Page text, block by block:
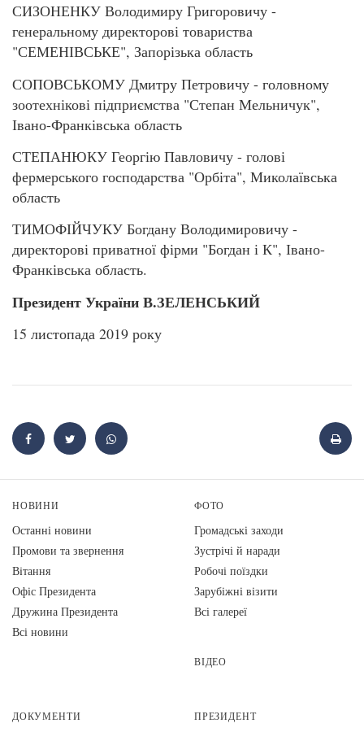
СИЗОНЕНКУ Володимиру Григоровичу -
генеральному директорові товариства
"СЕМЕНІВСЬКЕ", Запорізька область
СОПОВСЬКОМУ Дмитру Петровичу - головному
зоотехнікові підприємства "Степан Мельничук",
Івано-Франківська область
СТЕПАНЮКУ Георгію Павловичу - голові
фермерського господарства "Орбіта", Миколаївська
область
ТИМОФІЙЧУКУ Богдану Володимировичу -
директорові приватної фірми "Богдан і К", Івано-
Франківська область.
Президент України В.ЗЕЛЕНСЬКИЙ
15 листопада 2019 року
НОВИНИ
Останні новини
Промови та звернення
Вiтання
Офіс Президента
Дружина Президента
Всі новини
ФОТО
Громадські заходи
Зустрічі й наради
Робочі поїздки
Зарубіжні візити
Всі галереї
ВІДЕО
ДОКУМЕНТИ ПРЕЗИДЕНТ